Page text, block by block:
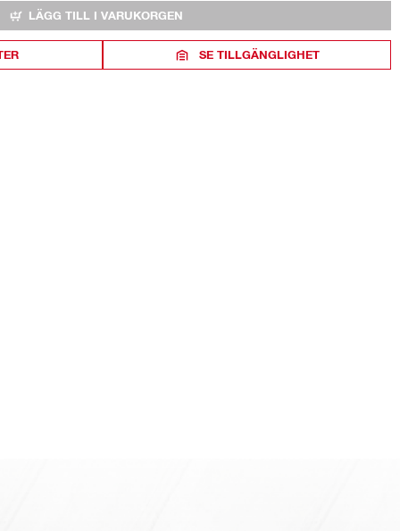
LÄGG TILL I VARUKORGEN
SE TILLGÄNGLIGHET